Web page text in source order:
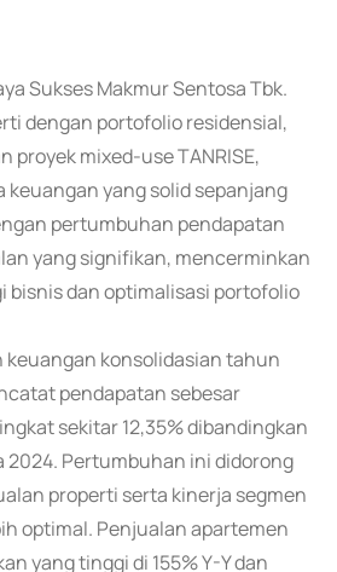
Sukses Makmur Sentosa Tbk.
dengan portofolio residensial,
proyek mixed-use TANRISE,
keuangan yang solid sepanjang
pertumbuhan pendapatan
yang signifikan, mencerminkan
bisnis dan optimalisasi portofolio
keuangan konsolidasian tahun
pendapatan sebesar
sekitar 12,35% dibandingkan
2024. Pertumbuhan ini didorong
properti serta kinerja segmen
optimal. Penjualan apartemen
yang tinggi di 155% Y-Y dan